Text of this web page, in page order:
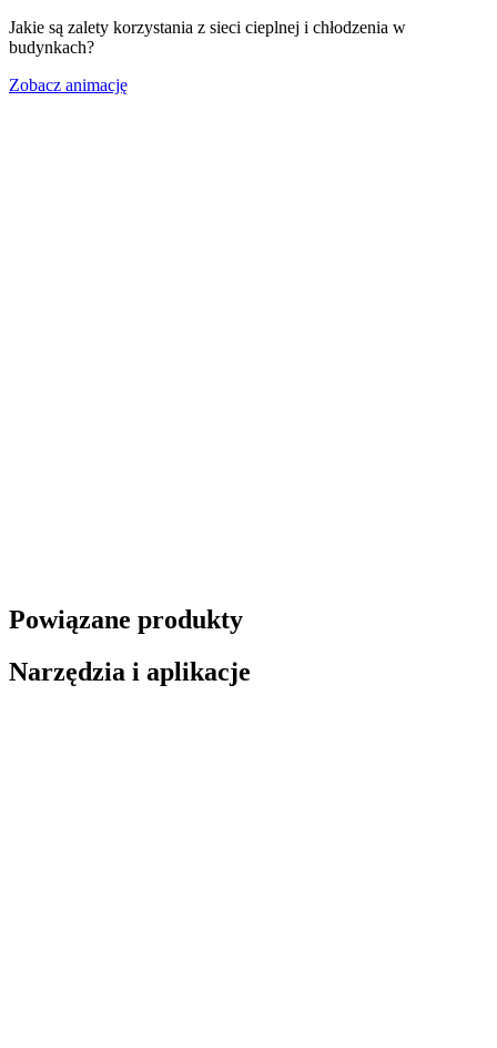
Jakie są zalety korzystania z sieci cieplnej i chłodzenia w
budynkach?
Zobacz animację
Powiązane produkty
Narzędzia i aplikacje